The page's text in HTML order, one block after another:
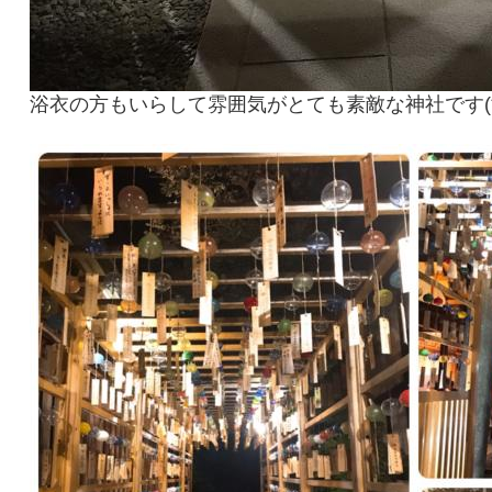
浴衣の方もいらして雰囲気がとても素敵な神社です